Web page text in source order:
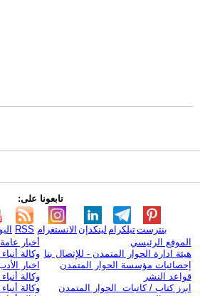
تابعونا على:
RSS الانستغرام لينكدإن تيلكرامبنترست
الموقع الرئيسي
هيئة ادارة الحوار المتمدن - للإتصال بنا
إحصائيات مؤسسة الحوار المتمدن
قواعد النشر
ابرز كتاب / كاتبات الحوار المتمدن
أخبار عامة
وكالة
اخبار
وكالة
وكالة